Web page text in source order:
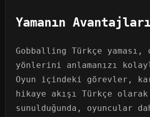
Yamanın
Gobballing Türkçe yaması,
yönlerini anlamanızı
Oyun içindeki görevler,
hikaye akışı Türkçe olarak
sunulduğunda, oyuncular